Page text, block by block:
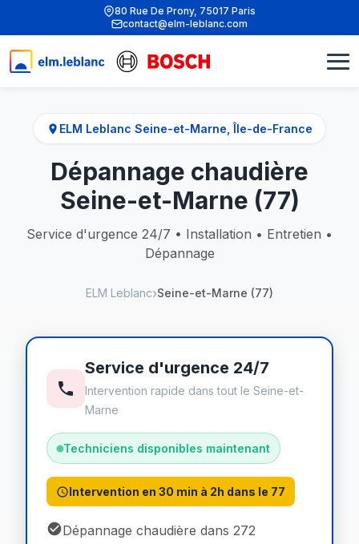
80 Rue De Prony, 75017 Paris
contact@elm-leblanc.com
ELM Leblanc Seine-et-Marne, Île-de-France
Dépannage chaudière
Seine-et-Marne (77)
Service d'urgence 24/7 • Installation • Entretien •
Dépannage
ELM Leblanc Seine-et-Marne (77)
Service d'urgence 24/7
Intervention rapide dans tout le Seine-et-
Marne
Techniciens disponibles maintenant
Intervention en 30 min à 2h dans le 77
Dépannage chaudière dans 272